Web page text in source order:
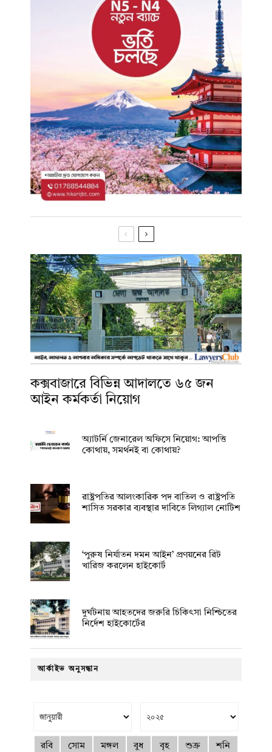
কক্সবাজারে বিভিন্ন আদালতে ৬৫ জন
আইন কর্মকর্তা নিয়োগ
অ্যাটর্নি জেনারেল অফিসে নিয়োগ: আপত্তি
কোথায়, সমর্থনই বা কোথায়?
রাষ্ট্রপতির আলংকারিক পদ বাতিল ও রাষ্ট্রপতি
শাসিত সরকার ব্যবস্থার দাবিতে লিগ্যাল নোটিশ
‘পুরুষ নির্যাতন দমন আইন’ প্রণয়নের রিট
খারিজ করলেন হাইকোর্ট
দুর্ঘটনায় আহতদের জরুরি চিকিৎসা নিশ্চিতের
নির্দেশ হাইকোর্টের
আর্কাইভ অনুসন্ধান
রবি সোম মঙ্গল বুধ বৃহ শুক্র শনি